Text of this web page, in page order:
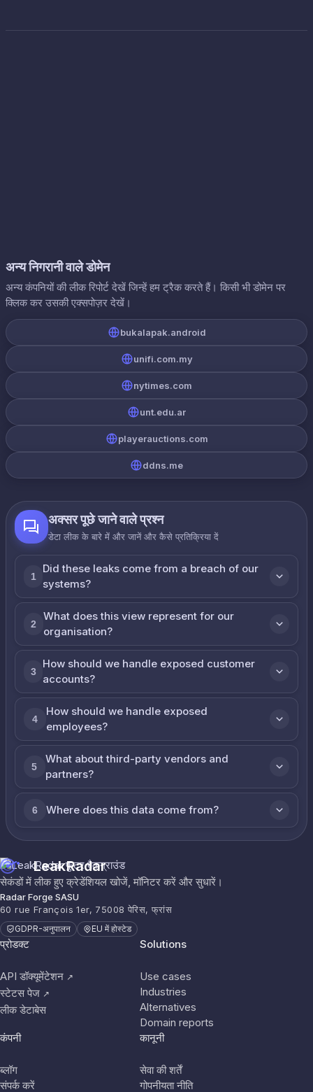
अन्य निगरानी वाले डोमेन
अन्य कंपनियों की लीक रिपोर्ट देखें जिन्हें हम ट्रैक करते हैं। किसी भी डोमेन पर
क्लिक कर उसकी एक्सपोज़र देखें।
bukalapak.android
unifi.com.my
nytimes.com
unt.edu.ar
playerauctions.com
ddns.me
अक्सर पूछे जाने वाले प्रश्न
डेटा लीक के बारे में और जानें और कैसे प्रतिक्रिया दें
1
Did these leaks come from a breach of our
systems?
2
What does this view represent for our
organisation?
3
How should we handle exposed customer
accounts?
4
How should we handle exposed
employees?
5
What about third-party vendors and
partners?
6 Where does this data come from?
LeakRadar
सेकंडों में लीक हुए क्रेडेंशियल खोजें, मॉनिटर करें और सुधारें।
Radar Forge SASU
60 rue François 1er, 75008 पेरिस, फ्रांस
GDPR-अनुपालन EU में होस्टेड
प्रोडक्ट
API डॉक्यूमेंटेशन ↗
स्टेटस पेज ↗
लीक डेटाबेस
Solutions
Use cases
Industries
Alternatives
Domain reports
कंपनी
ब्लॉग
संपर्क करें
कानूनी
सेवा की शर्तें
गोपनीयता नीति